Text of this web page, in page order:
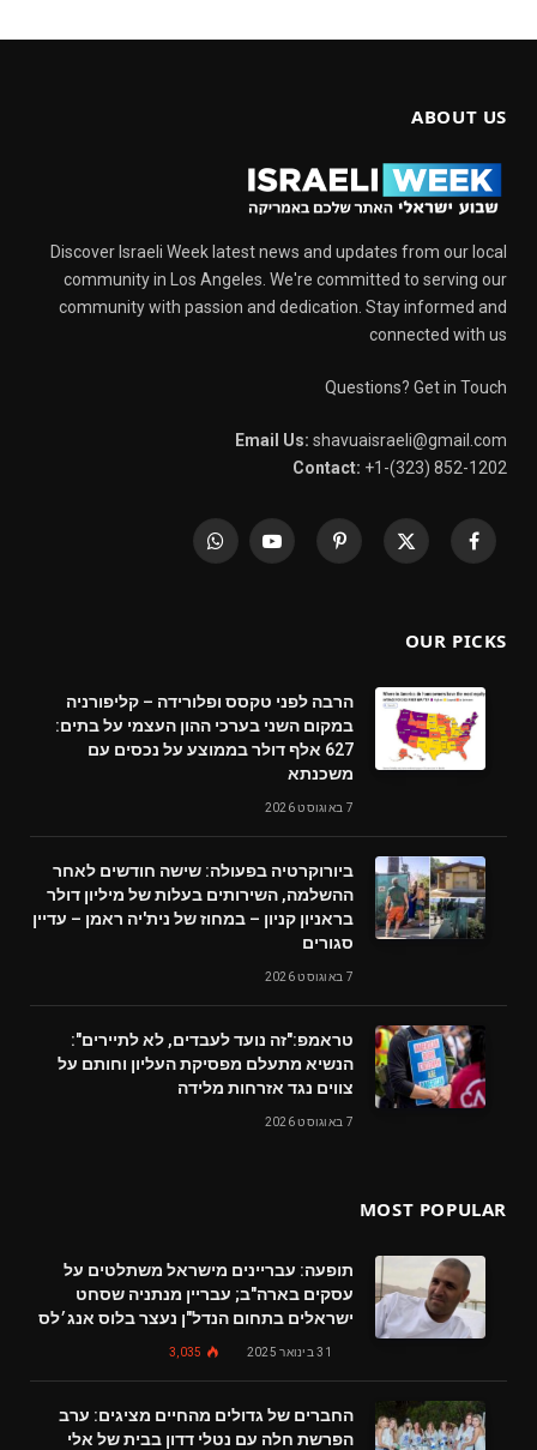
ABOUT US
Discover Israeli Week latest news and updates from our local
community in Los Angeles. We're committed to serving our
community with passion and dedication. Stay informed and
connected with us
Questions? Get in Touch
Email Us: shavuaisraeli@gmail.com
Contact: +1-(323) 852-1202
Facebook
X
Pinterest
YouTube
WhatsApp
OUR PICKS
הרבה לפני טקסס ופלורידה – קליפורניה
במקום השני בערכי ההון העצמי על בתים:
627 אלף דולר בממוצע על נכסים עם
משכנתא
7 באוגוסט 2026
ביורוקרטיה בפעולה: שישה חודשים לאחר
ההשלמה, השירותים בעלות של מיליון דולר
בראניון קניון – במחוז של נית'יה ראמן – עדיין
סגורים
7 באוגוסט 2026
טראמפ:"זה נועד לעבדים, לא לתיירים":
הנשיא מתעלם מפסיקת העליון וחותם על
צווים נגד אזרחות מלידה
7 באוגוסט 2026
MOST POPULAR
תופעה: עבריינים מישראל משתלטים על
עסקים בארה"ב; עבריין מנתניה שסחט
ישראלים בתחום הנדל"ן נעצר בלוס אנג׳לס
31 בינואר 2025 3,035
החברים של גדולים מהחיים מציגים: ערב
הפרשת חלה עם נטלי דדון בבית של אלי